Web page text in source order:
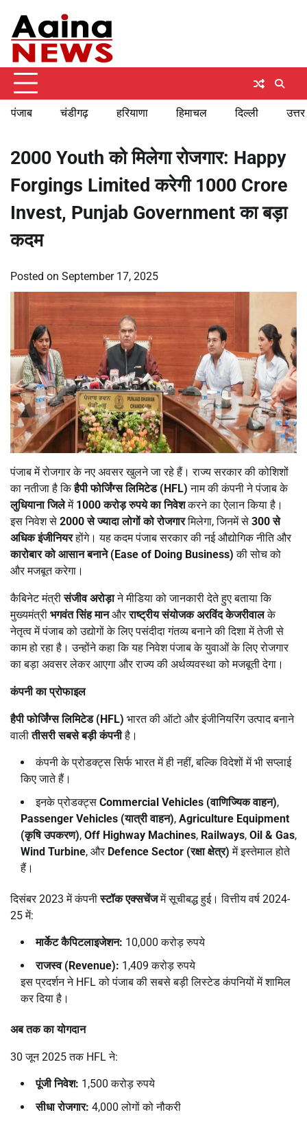
content
पंजाब चंडीगढ़ हरियाणा हिमाचल दिल्ली
2000 Youth को मिलेगा रोजगार: Happy
Forgings Limited करेगी 1000 Crore
Invest, Punjab Government का बड़ा
कदम
Posted on September 17, 2025
पंजाब में रोजगार के नए अवसर खुलने जा रहे हैं। राज्य सरकार की कोशिशों
का नतीजा है किहैपी फोर्जिंग्स लिमिटेड (HFL) नाम की कंपनी ने पंजाब के
लुधियाना जिलेमें 1000करोड़ रुपये का निवेशकरने का ऐलान किया है।
इस निवेश से 2000से ज्यादा लोगों को रोजगारमिलेगा, जिनमें से 300से
अधिक इंजीनियरहोंगे। यह कदम पंजाब सरकार की नई औद्योगिक नीति और
कारोबार को आसान बनाने (Ease of Doing Business) की सोच को
और मजबूत करेगा।
कैबिनेट मंत्रीसंजीव अरोड़ाने मीडिया को जानकारी देते हुए बताया कि
मुख्यमंत्री भगवंत सिंह मानऔरराष्ट्रीय संयोजक अरविंद केजरीवालके
नेतृत्व में पंजाब को उद्योगों के लिए पसंदीदा गंतव्य बनाने की दिशा में तेजी से
काम हो रहा है। उन्होंने कहा कि यह निवेश पंजाब के युवाओं के लिए रोजगार
का बड़ा अवसर लेकर आएगा और राज्य की अर्थव्यवस्था को मजबूती देगा।
कंपनी का प्रोफाइल
हैपी फोर्जिंग्स लिमिटेड (HFL) भारत की ऑटो और इंजीनियरिंग उत्पाद बनाने
वालीतीसरी सबसे बड़ी कंपनीहै।
कंपनी के प्रोडक्ट्स सिर्फ भारत में ही नहीं, बल्कि विदेशों में भी सप्लाई
किए जाते हैं।
इनके प्रोडक्ट्स Commercial Vehicles (वाणिज्यिक वाहन),
Passenger Vehicles (यात्री वाहन), Agriculture Equipment
(कृषि उपकरण), Off Highway Machines, Railways, Oil & Gas,
Wind Turbine, और Defence Sector (रक्षा क्षेत्र) में इस्तेमाल होते
हैं।
दिसंबर 2023 में कंपनीस्टॉक एक्सचेंजमें सूचीबद्ध हुई। वित्तीय वर्ष 2024-
25 में:
मार्केट कैपिटलाइजेशन: 10,000 करोड़ रुपये
राजस्व (Revenue): 1,409 करोड़ रुपये
इस प्रदर्शन ने HFL को पंजाब की सबसे बड़ी लिस्टेड कंपनियों में शामिल
कर दिया है।
अब तक का योगदान
30 जून 2025 तक HFL ने:
पूंजी निवेश: 1,500 करोड़ रुपये
सीधा रोजगार: 4,000 लोगों को नौकरी